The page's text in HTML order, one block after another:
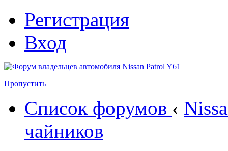
Регистрация
Вход
Пропустить
Список форумов ‹
чайников